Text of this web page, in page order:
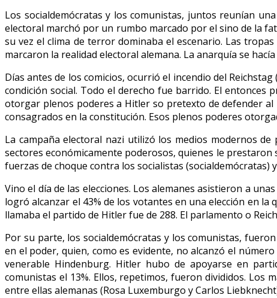
Los socialdemócratas y los comunistas, juntos reunían
electoral marchó por un rumbo marcado por el sino de la
su vez el clima de terror dominaba el escenario. Las
marcaron la realidad electoral alemana. La anarquía se
Días antes de los comicios, ocurrió el incendio del
condición social. Todo el derecho fue barrido. El entonces
otorgar plenos poderes a Hitler so pretexto de defender
consagrados en la constitución. Esos plenos poderes
La campaña electoral nazi utilizó los medios modernos
sectores económicamente poderosos, quienes le
fuerzas de choque contra los socialistas
Vino el día de las elecciones. Los alemanes asistieron a
logró alcanzar el 43% de los votantes en una elección en
llamaba el partido de Hitler fue de 288. El parlamento o
Por su parte, los socialdemócratas y los comunistas,
en el poder, quien, como es evidente, no alcanzó el
venerable Hindenburg. Hitler hubo de apoyarse en
comunistas el 13%. Ellos, repetimos, fueron divididos. Los
entre ellas alemanas (Rosa Luxemburgo y Carlos